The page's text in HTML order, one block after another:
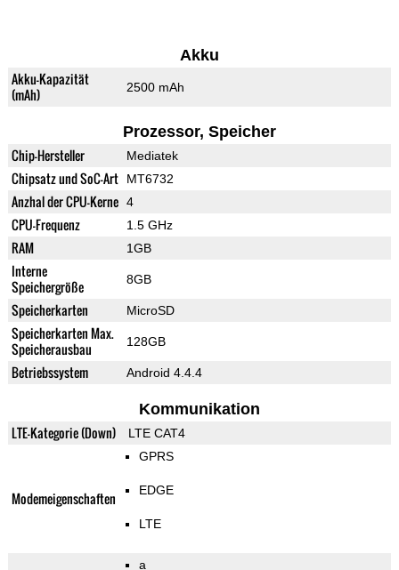
Akku
Akku-Kapazität
(mAh)
2500 mAh
Prozessor, Speicher
Chip-Hersteller Mediatek
Chipsatz und SoC-Art MT6732
Anzhal der CPU-Kerne 4
CPU-Frequenz 1.5 GHz
RAM 1GB
Interne
Speichergröße
8GB
Speicherkarten MicroSD
Speicherkarten Max.
Speicherausbau
128GB
Betriebssystem Android 4.4.4
Kommunikation
LTE-Kategorie (Down) LTE CAT4
Modemeigenschaften
GPRS
EDGE
LTE
a